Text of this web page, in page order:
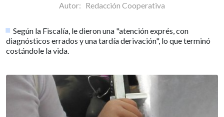
Autor: Redacción Cooperativa
Según la Fiscalía, le dieron una "atención exprés, con
diagnósticos errados y una tardía derivación", lo que terminó
costándole la vida.